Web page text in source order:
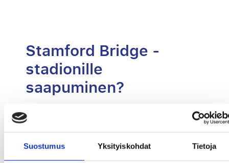
Suostumus Yksityiskohdat Tietoja
Stamford Bridge -
stadionille
saapuminen?
Chelsean upea stadion sijaitsee kaupungin
lounaisosassa West Brompton -alueella lähellä
Fulhamia, noin kuuden kilometrin päässä
Lontoon julkinen liikenne on hyvin